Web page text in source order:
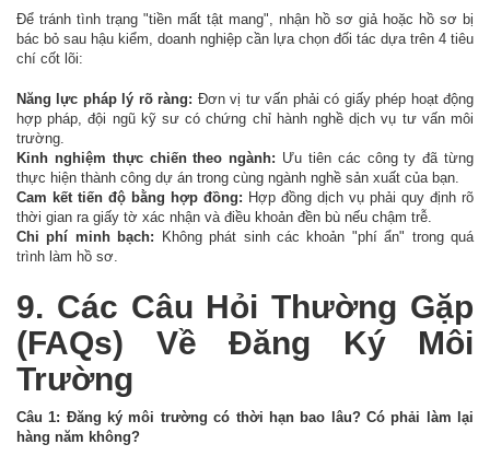
Để tránh tình trạng "tiền mất tật mang", nhận hồ sơ giả hoặc hồ sơ bị
bác bỏ sau hậu kiểm, doanh nghiệp cần lựa chọn đối tác dựa trên 4 tiêu
chí cốt lõi:
Năng lực pháp lý rõ ràng: Đơn vị tư vấn phải có giấy phép hoạt động
hợp pháp, đội ngũ kỹ sư có chứng chỉ hành nghề dịch vụ tư vấn môi
trường.
Kinh nghiệm thực chiến theo ngành: Ưu tiên các công ty đã từng
thực hiện thành công dự án trong cùng ngành nghề sản xuất của bạn.
Cam kết tiến độ bằng hợp đồng: Hợp đồng dịch vụ phải quy định rõ
thời gian ra giấy tờ xác nhận và điều khoản đền bù nếu chậm trễ.
Chi phí minh bạch: Không phát sinh các khoản "phí ẩn" trong quá
trình làm hồ sơ.
9. Các Câu Hỏi Thường Gặp
(FAQs) Về Đăng Ký Môi
Trường
Câu 1: Đăng ký môi trường có thời hạn bao lâu? Có phải làm lại
hàng năm không?